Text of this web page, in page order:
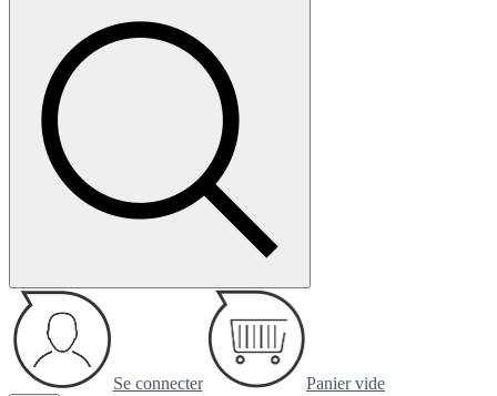
Se connecter Panier vide